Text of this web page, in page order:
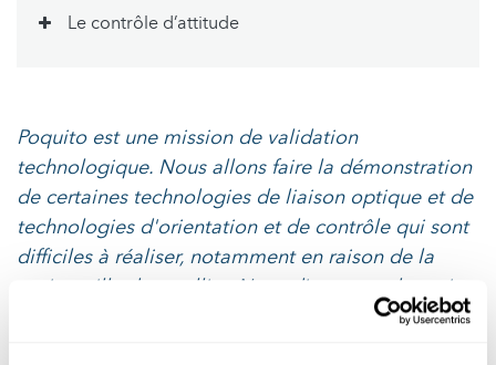
Le contrôle d’attitude
Poquito est une mission de validation
technologique. Nous allons faire la démonstration
de certaines technologies de liaison optique et de
technologies d'orientation et de contrôle qui sont
difficiles à réaliser, notamment en raison de la
petite taille du satellite. Nous disposons de moins
de ressources qu'un grand satellite. Nous devons